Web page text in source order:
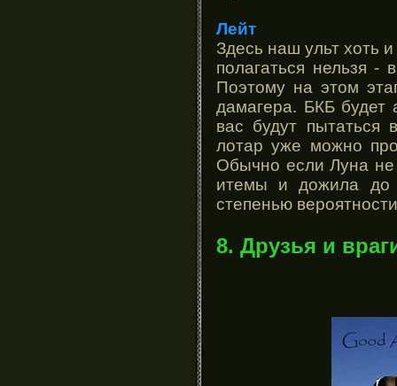
Лейт
Здесь наш ульт хоть
полагаться нельзя -
Поэтому на этом
дамагера. БКБ будет
вас будут пытаться
лотар уже можно
Обычно если Луна не
итемы и дожила до
степенью
8. Друзья и